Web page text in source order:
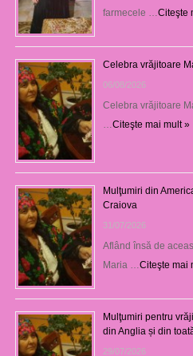
farmecele … Citeşte
Celebra vrăjitoare
06/08/2026
Celebra vrăjitoare
Citeşte mai mult »
Mulţumiri din
Craiova
31/07/2026
Aflând însă de
Maria … Citeşte mai
Mulţumiri pentru
din Anglia și din
29/07/2026